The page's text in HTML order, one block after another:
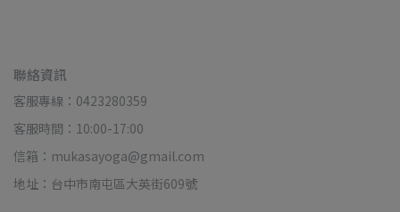
聯絡資訊
客服專線：0423280359
客服時間：10:00-17:00
信箱：mukasayoga@gmail.com
地址：台中市南屯區大英街609號